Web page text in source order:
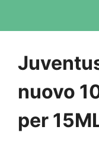
nuovo
per